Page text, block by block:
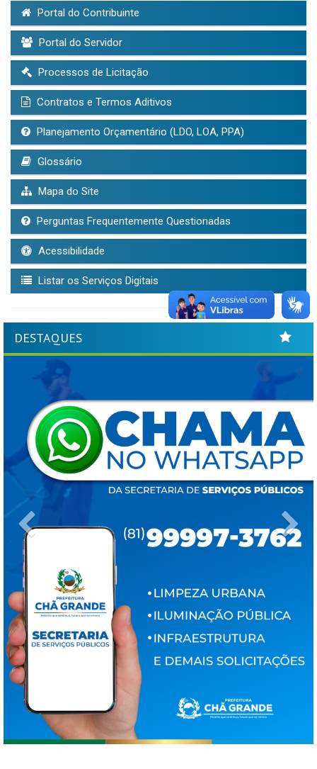
Portal do Contribuinte
Portal do Servidor
Processos de Licitação
Contratos e Termos Aditivos
Planejamento Orçamentário (LDO, LOA, PPA)
Glossário
Mapa do Site
Perguntas Frequentemente Questionadas
Acessibilidade
Listar os Serviços Digitais
DESTAQUES